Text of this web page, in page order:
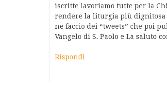
iscritte lavoriamo tutte per la
rendere la liturgia più dignitosa
ne faccio dei “tweets” che poi
Vangelo di S. Paolo e La saluto
Rispondi